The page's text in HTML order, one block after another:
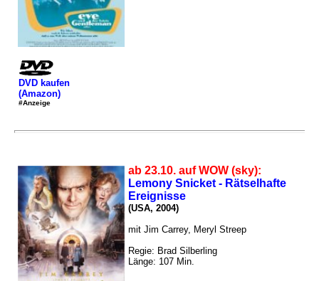
DVD kaufen
(Amazon)
#Anzeige
ab 23.10. auf WOW (sky):
Lemony Snicket - Rätselhafte
Ereignisse
(USA, 2004)
mit Jim Carrey, Meryl Streep
Regie: Brad Silberling
Länge: 107 Min.